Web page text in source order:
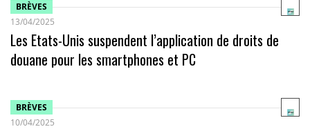
BRÈVES
13/04/2025
Les Etats-Unis suspendent l’application de droits de
douane pour les smartphones et PC
BRÈVES
10/04/2025